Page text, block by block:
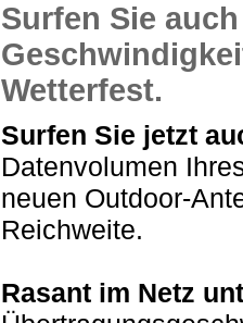
Surfen Sie
Wetterfest.
Surfen Sie jetzt
Datenvolumen
neuen Outdoor-
Reichweite.
Rasant im Netz